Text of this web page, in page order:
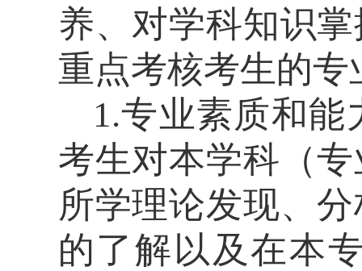
养、对学科知识
重点考核考生的
1.专业素质和能
考生对本学科（
所学理论发现、
的了解以及在本